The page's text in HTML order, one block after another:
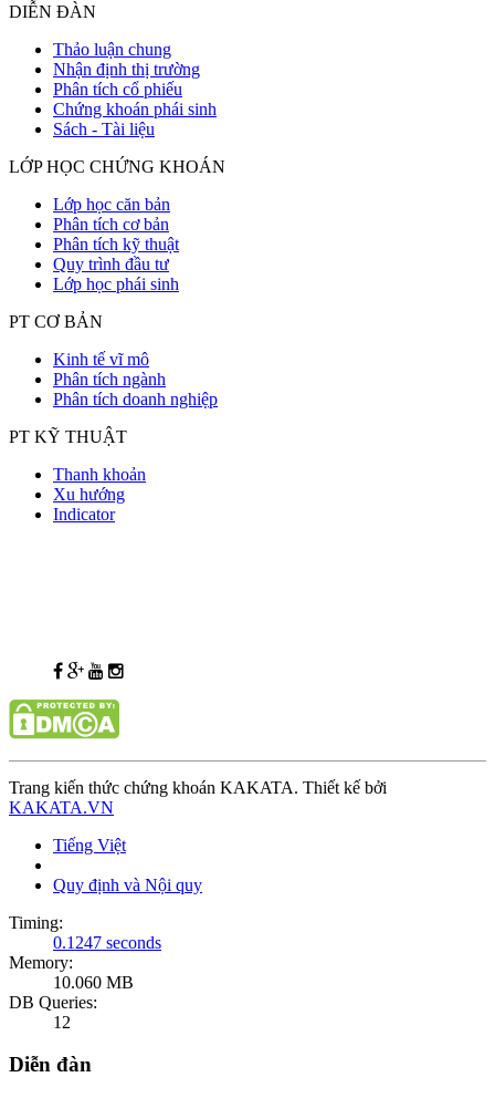
DIỄN ĐÀN
Thảo luận chung
Nhận định thị trường
Phân tích cổ phiếu
Chứng khoán phái sinh
Sách - Tài liệu
LỚP HỌC CHỨNG KHOÁN
Lớp học căn bản
Phân tích cơ bản
Phân tích kỹ thuật
Quy trình đầu tư
Lớp học phái sinh
PT CƠ BẢN
Kinh tế vĩ mô
Phân tích ngành
Phân tích doanh nghiệp
PT KỸ THUẬT
Thanh khoản
Xu hướng
Indicator
Trang kiến thức chứng khoán KAKATA. Thiết kế bởi
KAKATA.VN
Tiếng Việt
Quy định và Nội quy
Timing:
0.1247 seconds
Memory:
10.060 MB
DB Queries:
12
Diễn đàn